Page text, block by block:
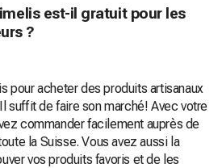
est-il gratuit pour les
?
pour acheter des produits artisanaux
suffit de faire son marché! Avec votre
commander facilement auprès de
la Suisse. Vous avez aussi la
vos produits favoris et de les